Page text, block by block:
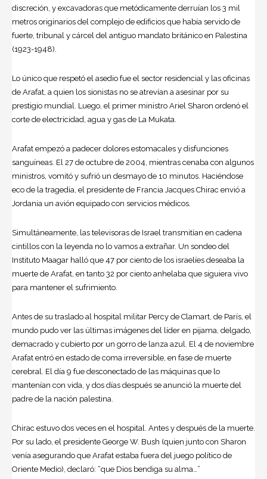
discreción, y excavadoras que metódicamente derruían los 3 mil
metros originarios del complejo de edificios que había servido de
fuerte, tribunal y cárcel del antiguo mandato británico en Palestina
(1923-1948).
Lo único que respetó el asedio fue el sector residencial y las oficinas
de Arafat, a quien los sionistas no se atrevían a asesinar por su
prestigio mundial. Luego, el primer ministro Ariel Sharon ordenó el
corte de electricidad, agua y gas de La Mukata.
Arafat empezó a padecer dolores estomacales y disfunciones
sanguíneas. El 27 de octubre de 2004, mientras cenaba con algunos
ministros, vomitó y sufrió un desmayo de 10 minutos. Haciéndose
eco de la tragedia, el presidente de Francia Jacques Chirac envió a
Jordania un avión equipado con servicios médicos.
Simultáneamente, las televisoras de Israel transmitían en cadena
cintillos con la leyenda no lo vamos a extrañar. Un sondeo del
Instituto Maagar halló que 47 por ciento de los israelíes deseaba la
muerte de Arafat, en tanto 32 por ciento anhelaba que siguiera vivo
para mantener el sufrimiento.
Antes de su traslado al hospital militar Percy de Clamart, de París, el
mundo pudo ver las últimas imágenes del líder en pijama, delgado,
demacrado y cubierto por un gorro de lanza azul. El 4 de noviembre
Arafat entró en estado de coma irreversible, en fase de muerte
cerebral. El día 9 fue desconectado de las máquinas que lo
mantenían con vida, y dos días después se anunció la muerte del
padre de la nación palestina.
Chirac estuvo dos veces en el hospital. Antes y después de la muerte.
Por su lado, el presidente George W. Bush (quien junto con Sharon
venía asegurando que Arafat estaba fuera del juego político de
Oriente Medio), declaró: “que Dios bendiga su alma…”